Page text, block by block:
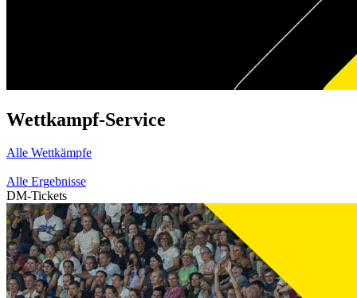
Wettkampf-Service
Alle Wettkämpfe
Alle Ergebnisse
DM-Tickets